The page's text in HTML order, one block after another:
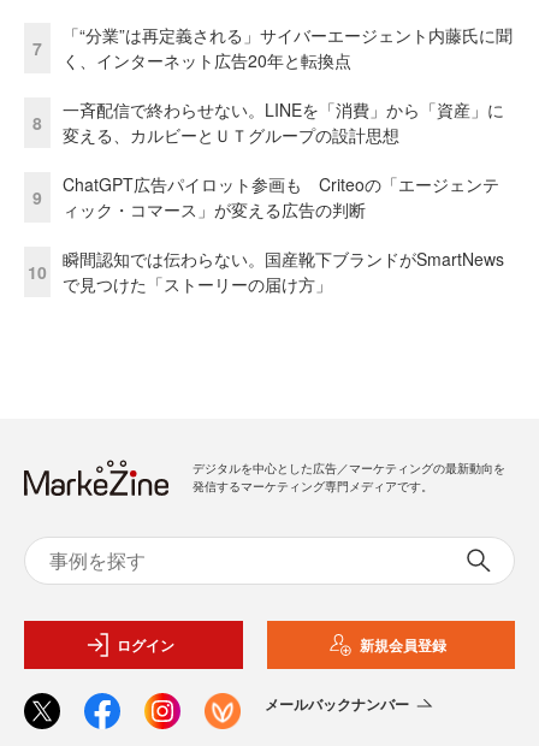
7
「“分業”は再定義される」サイバーエージェント内藤氏に聞
く、インターネット広告20年と転換点
8
一斉配信で終わらせない。LINEを「消費」から「資産」に
変える、カルビーとＵＴグループの設計思想
9
ChatGPT広告パイロット参画も Criteoの「エージェンテ
ィック・コマース」が変える広告の判断
10
瞬間認知では伝わらない。国産靴下ブランドがSmartNews
で見つけた「ストーリーの届け方」
デジタルを中心とした広告／マーケティングの最新動向を
発信するマーケティング専門メディアです。
ログイン 新規会員登録
メールバックナンバー